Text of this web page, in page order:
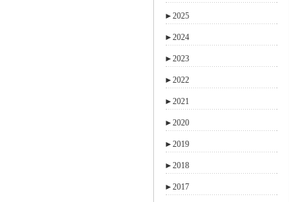
►2025
►2024
►2023
►2022
►2021
►2020
►2019
►2018
►2017